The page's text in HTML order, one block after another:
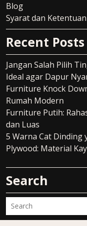
Blog
Syarat dan Ketentuan
Recent Posts
Jangan Salah Pilih
Ideal agar Dapur
Furniture Knock
Rumah Modern
Furniture Putih:
dan Luas
5 Warna Cat Dinding
Plywood: Material
Search